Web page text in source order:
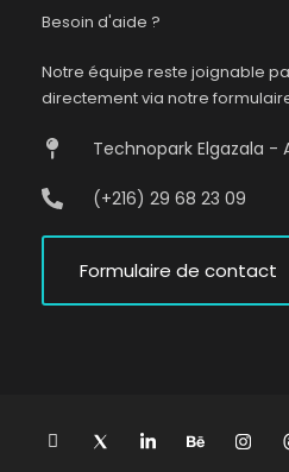
Besoin d'aide ?
Notre équipe reste joignable
directement via notre
Technopark Elgazala -
(+216) 29 68 23 09
Formulaire de contact
L
n
I
c
L
i
B
e
I
n